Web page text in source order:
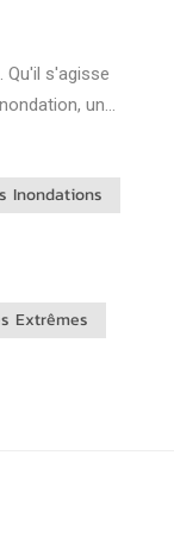
s'agisse
un
et
Inondations
Extrêmes